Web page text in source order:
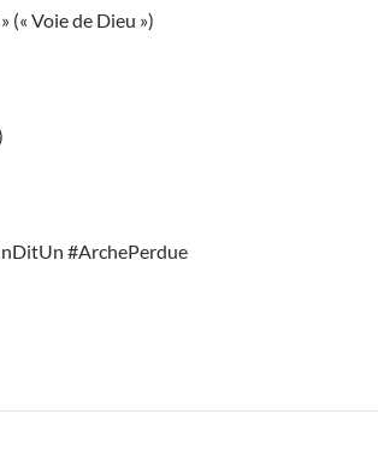
(« Voie de Dieu »)
#ArchePerdue